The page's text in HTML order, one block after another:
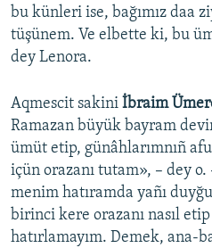
bu künleri ise, bağımız daa
tüşünem. Ve elbette ki, bu
dey Lenora.
Aqmescit sakini İbraim
Ramazan büyük bayram
ümüt etip, günâhlarımnıñ
içün orazanı tutam», – dey o.
menim hatıramda yañı
birinci kere orazanı nasıl
hatırlamayım. Demek, ana-